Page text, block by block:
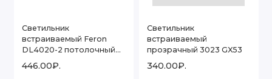
Светильник
встраиваемый Feron
DL4020-2 потолочный
446.00₽.
Светильник
встраиваемый
прозрачный 3023 GX53
340.00₽.